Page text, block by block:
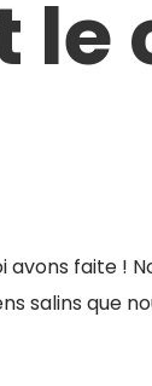
le
avons faite !
salins que